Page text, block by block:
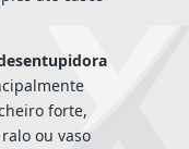
forte,
ou vaso